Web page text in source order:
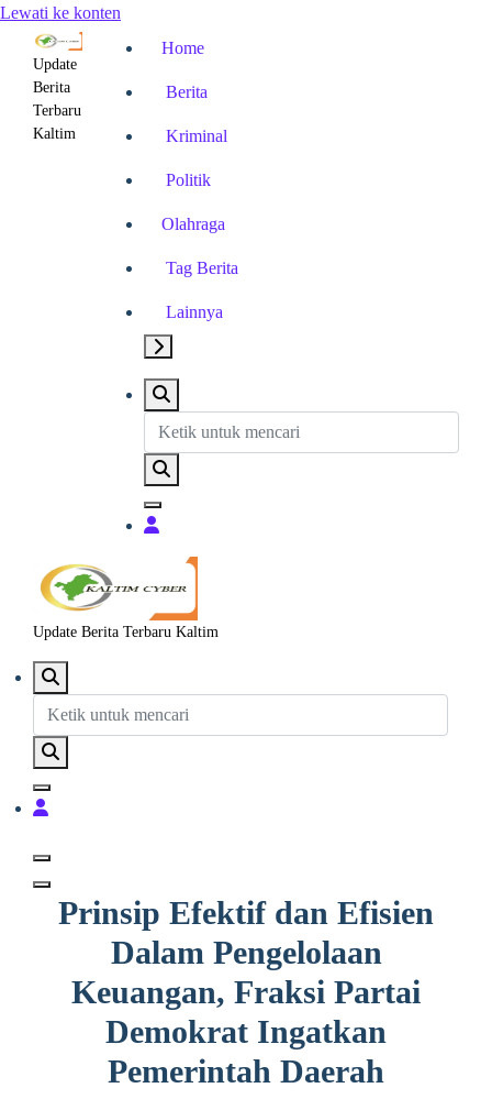
Lewati ke konten
Update
Berita
Terbaru
Kaltim
Home
Berita
Kriminal
Politik
Olahraga
Tag Berita
Lainnya
Update Berita Terbaru Kaltim
Prinsip Efektif dan Efisien
Dalam Pengelolaan
Keuangan, Fraksi Partai
Demokrat Ingatkan
Pemerintah Daerah